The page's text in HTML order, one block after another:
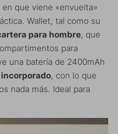
en que viene «envuelta»
Wallet, tal como su
para hombre, que
para
una batería de 2400mAh
, con lo que
nada más. Ideal para